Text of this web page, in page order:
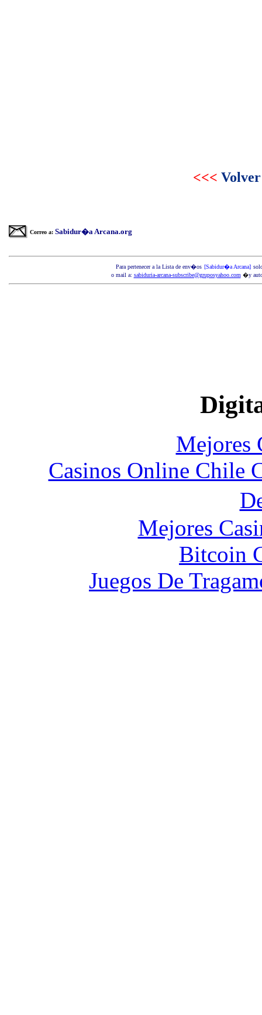
<<<
Correo a: Sabidur�a Arcana.org
Para pertenecer a la Lista de env�os [Sabidur�a Arcana]
o mail a: sabiduria-arcana-subscribe@gruposyahoo.com �y
Mejores
Casinos Online Chile
Mejores
Bitcoin
Juegos De